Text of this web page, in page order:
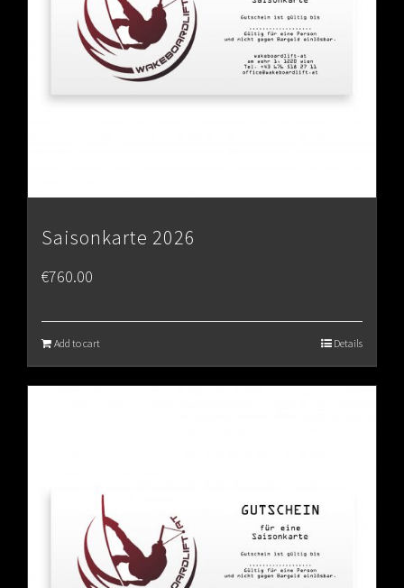
Saisonkarte 2026
€760.00
Add to cart Details